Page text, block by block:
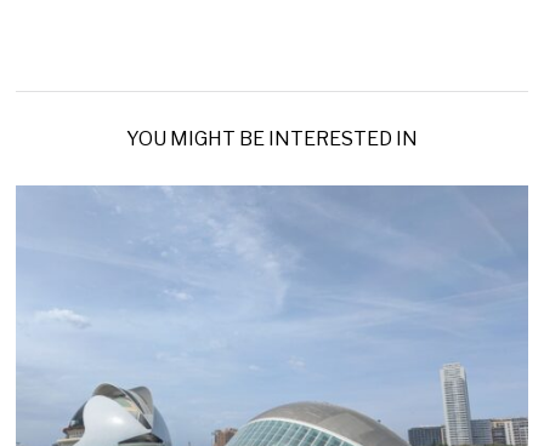
YOU MIGHT BE INTERESTED IN